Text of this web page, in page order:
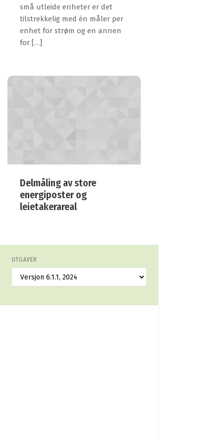
små utleide enheter er det
tilstrekkelig med én måler per
enhet for strøm og en annen
for […]
Delmåling av store
energiposter og
leietakerareal
UTGAVER